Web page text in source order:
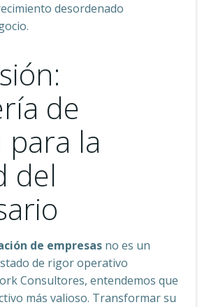
desordenado
de
para la
del
de empresas no es un
de rigor operativo
Consultores, entendemos que
más valioso. Transformar su